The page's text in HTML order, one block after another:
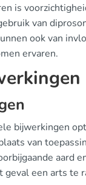
is
van
ook van
ervaren.
bijwerkingen
van
aard
geval een arts te